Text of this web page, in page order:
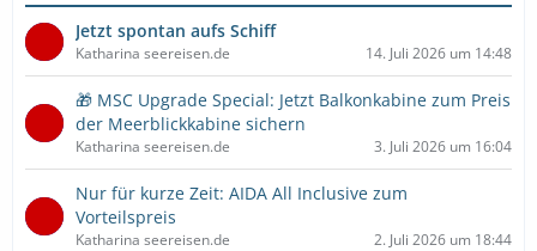
Jetzt spontan aufs Schiff
Katharina seereisen.de 14. Juli 2026 um 14:48
🎁 MSC Upgrade Special: Jetzt Balkonkabine zum Preis
der Meerblickkabine sichern
Katharina seereisen.de 3. Juli 2026 um 16:04
Nur für kurze Zeit: AIDA All Inclusive zum
Vorteilspreis
Katharina seereisen.de 2. Juli 2026 um 18:44